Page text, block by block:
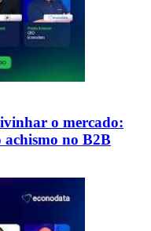
o mercado:
achismo no B2B